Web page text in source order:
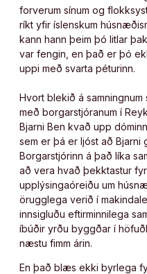
forverum sínum og
ríkt yfir íslenskum
kann hann þeim þó litlar
var fengin, en það er þó
uppi með svarta péturinn.
Hvort blekið á
með borgarstjóranum í
Bjarni Ben kvað upp
sem er þá er ljóst að Bjarni
Borgarstjórinn á það líka
að vera hvað þekktastur
upplýsingaóreiðu um
örugglega verið í
innsigluðu eftirminnilega
íbúðir yrðu byggðar í
næstu fimm árin.
En það blæs ekki byrlega